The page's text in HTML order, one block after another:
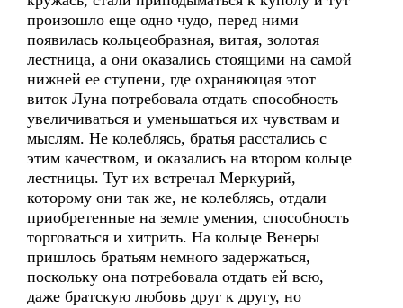
произошло еще одно чудо, перед ними
появилась кольцеобразная, витая, золотая
лестница, а они оказались стоящими на самой
нижней ее ступени, где охраняющая этот
виток Луна потребовала отдать способность
увеличиваться и уменьшаться их чувствам и
мыслям. Не колеблясь, братья расстались с
этим качеством, и оказались на втором кольце
лестницы. Тут их встречал Меркурий,
которому они так же, не колеблясь, отдали
приобретенные на земле умения, способность
торговаться и хитрить. На кольце Венеры
пришлось братьям немного задержаться,
поскольку она потребовала отдать ей всю,
даже братскую любовь друг к другу, но